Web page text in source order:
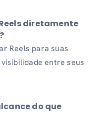
diretamente
Reels para suas
entre seus
do que